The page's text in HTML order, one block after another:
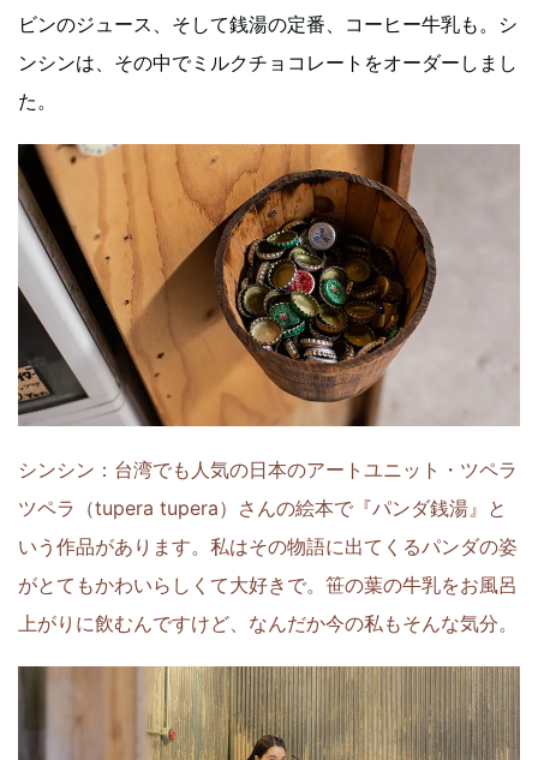
ビンのジュース、そして銭湯の定番、コーヒー牛乳も。シ
ンシンは、その中でミルクチョコレートをオーダーしまし
た。
シンシン：台湾でも人気の日本のアートユニット・ツペラ
ツペラ（tupera tupera）さんの絵本で『パンダ銭湯』と
いう作品があります。私はその物語に出てくるパンダの姿
がとてもかわいらしくて大好きで。笹の葉の牛乳をお風呂
上がりに飲むんですけど、なんだか今の私もそんな気分。